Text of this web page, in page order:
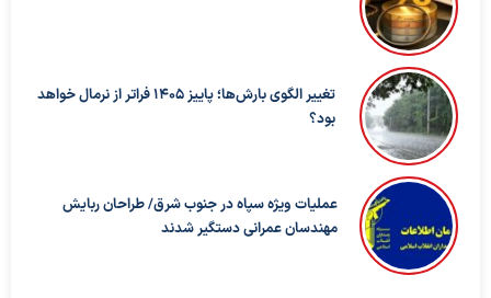
تغییر الگوی بارش‌ها؛ پاییز ۱۴۰۵ فراتر از نرمال خواهد
بود؟
عملیات ویژه سپاه در جنوب شرق/ طراحان ربایش
مهندسان عمرانی دستگیر شدند